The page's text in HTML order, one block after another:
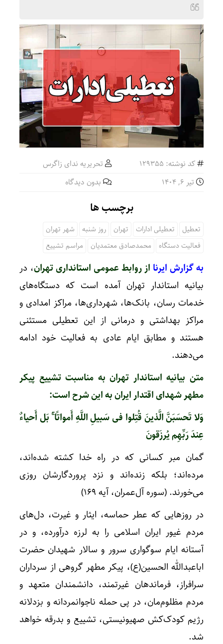
کد نوشته: 129355
تحریریه ندای زاگرس
تیر ۶, ۱۴۰۴
بدون دیدگاه
برچسب ها
تعطیل تعطیلی ادارات تهران روز شنبه
شهر تهران
فعالیت دستگاه‌
محمدصادق معتمدیان مراسم تشییع
به گزارش ایرنا از روابط عمومی استانداری تهران، در
بیانیه استاندار تهران آمده است که دستگاه‌های
خدمات رسان، بانک‌ها، شهرداری‌ها، مراکز امدادی و
مراکز بهداشتی و درمانی از این تعطیلی مستثنی
هستند و مطابق ایام عادی به فعالیت خود ادامه
می‌دهند.
متن بیانیه استاندار تهران به مناسبت تشییع پیکر
مطهر شهدای اقتدار ایران به این شرح است:
وَلا تَحسَبَنَّ الَّذینَ قُتِلوا فی سَبیلِ اللَّهِ أَمواتًا ۚ بَل أَحیاءٌ
عِندَ رَبِّهِم یُرزَقونَ
گمان مبر کسانی که در راه خدا کشته شده‌اند،
مرده‌اند؛ بلکه زنده‌اند و نزد پروردگارشان روزی
می‌خورند. (سوره آل‌عمران، آیه ۱۶۹)
در روزهایی که عطر حماسه، ایثار و غیرت، دل‌های
مردم غیور ایران اسلامی را به لرزه درآورده، و در
آستانه ایام سوگواری سرور و سالار شهیدان حضرت
اباعبدالله الحسین(ع)، پیکر مطهر گروهی از سرداران
سرافراز، فرماندهان غیرتمند، دانشمندان متعهد و
مردم مظلوم‌مان، در پی حمله ناجوانمردانه و بزدلانه
رژیم کودک‌کش صهیونیستی، تشییع و بدرقه خواهد
شد.